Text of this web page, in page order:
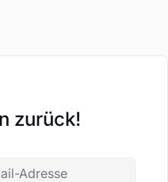
zurück!